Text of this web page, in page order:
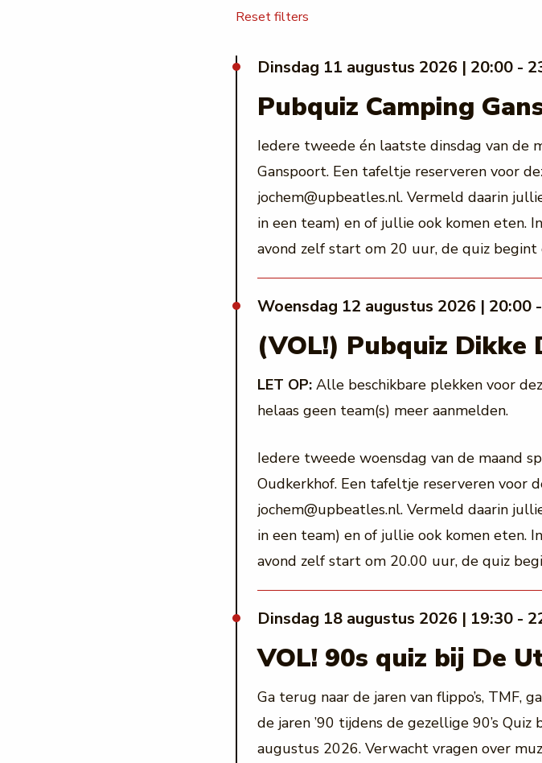
Reset filters
dinsdag 11 augustus 2026 | 20:00 -
Pubquiz Camping
Iedere tweede én laatste dinsdag van de
Ganspoort. Een tafeltje reserveren voor
jochem@upbeatles.nl. Vermeld daarin
in een team) en of jullie ook komen eten.
avond zelf start om 20 uur, de quiz
woensdag 12 augustus 2026 | 20:00
(VOL!) Pubquiz Dikke
LET OP:Alle beschikbare plekken voor
helaas geen team(s) meer aanmelden.
Iedere tweede woensdag van de maand
Oudkerkhof. Een tafeltje reserveren voor
jochem@upbeatles.nl. Vermeld daarin
in een team) en of jullie ook komen eten.
avond zelf start om 20.00 uur, de quiz
dinsdag 18 augustus 2026 | 19:30 -
VOL! 90s quiz bij De
Ga terug naar de jaren van flippo’s, TMF,
de jaren ’90 tijdens de gezellige 90’s
augustus 2026. Verwacht vragen over